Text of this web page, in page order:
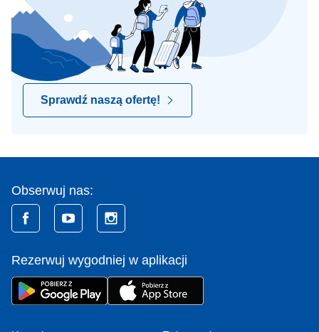
Sprawdź naszą ofertę!
Obserwuj nas:
Rezerwuj wygodniej w aplikacji